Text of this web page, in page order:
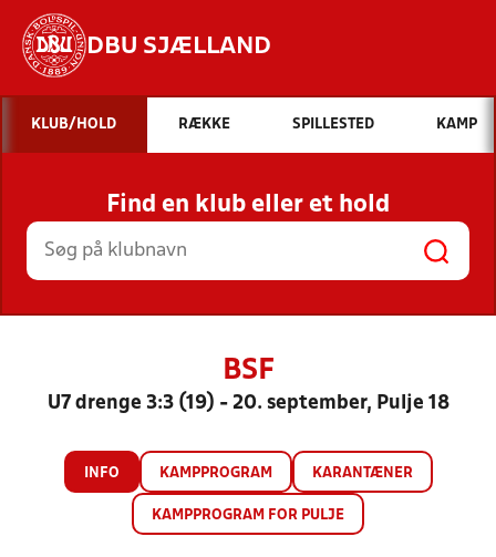
DBU SJÆLLAND
Hvad vil du søge efter?
INDHOLD OG NYHEDER
STILLINGER, RESULTATER, KLUBBER OG
HOLD
KLUB/HOLD RÆKKE SPILLESTED KAMP
Find en klub eller et hold
BSF
U7 drenge 3:3 (19) - 20. september, Pulje 18
INFO KAMPPROGRAM KARANTÆNER
KAMPPROGRAM FOR PULJE